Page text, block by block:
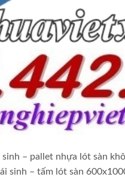
– pallet nhựa lót sàn
sinh – tấm lót sàn